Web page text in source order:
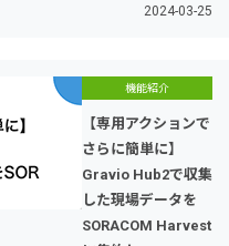
2024-03-25
機能紹介
【専用アクションで
さらに簡単に】
Gravio Hub2で収集
した現場データを
SORACOM Harvest